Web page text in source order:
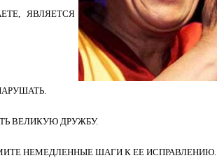
ЯВЛЯЕТСЯ
ВЕЛИКУЮ ДРУЖБУ.
НЕМЕДЛЕННЫЕ ШАГИ К ЕЕ ИСПРАВЛЕНИЮ.